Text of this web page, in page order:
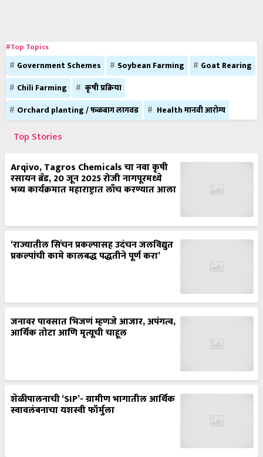
#Top Topics
Government Schemes Soybean Farming
Goat Rearing
Chili Farming
कृषी प्रक्रिया
Orchard planting / फळबाग लागवड
Health मानवी आरोग्य
Top Stories
Arqivo, Tagros Chemicals चा नवा कृषी
रसायन ब्रँड, 20 जून 2025 रोजी नागपूरमध्ये
भव्य कार्यक्रमात महाराष्ट्रात लाँच करण्यात आला
‘राज्यातील सिंचन प्रकल्पासह उदंचन जलविद्युत
प्रकल्पांची कामे कालबद्ध पद्धतीने पूर्ण करा’
जनावर पावसात भिजणं म्हणजे आजार, अपंगत्व,
आर्थिक तोटा आणि मृत्यूची चाहूल
शेळीपालनाची ‘SIP’- ग्रामीण भागातील आर्थिक
स्वावलंबनाचा यशस्वी फॉर्मुला